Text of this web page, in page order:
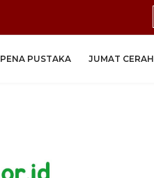
PENA PUSTAKA JUMAT CERAH